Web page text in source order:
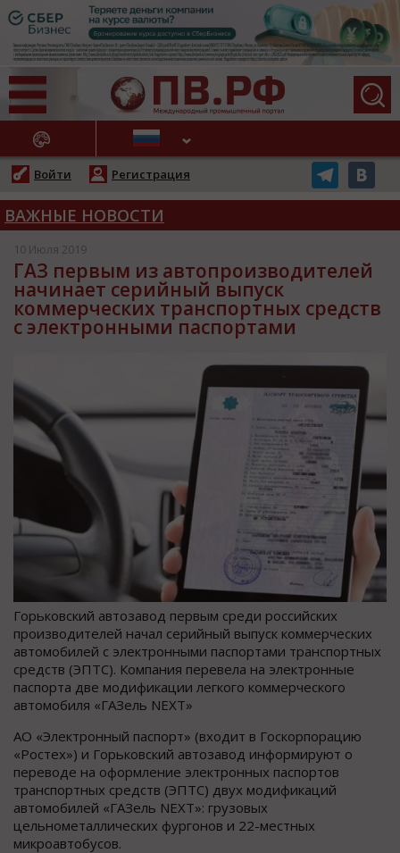
НОВОСТИ
Войти Регистрация
ВАЖНЫЕ НОВОСТИ
10 Июля 2019
ГАЗ первым из автопроизводителей
начинает серийный выпуск
коммерческих транспортных средств
с электронными паспортами
Горьковский автозавод первым среди российских
производителей начал серийный выпуск коммерческих
автомобилей с электронными паспортами транспортных
средств (ЭПТС). Компания перевела на электронные
паспорта две модификации легкого коммерческого
автомобиля «ГАЗель NEXT»
АО «Электронный паспорт» (входит в Госкорпорацию
«Ростех») и Горьковский автозавод информируют о
переводе на оформление электронных паспортов
транспортных средств (ЭПТС) двух модификаций
автомобилей «ГАЗель NEXT»: грузовых
цельнометаллических фургонов и 22-местных
микроавтобусов.